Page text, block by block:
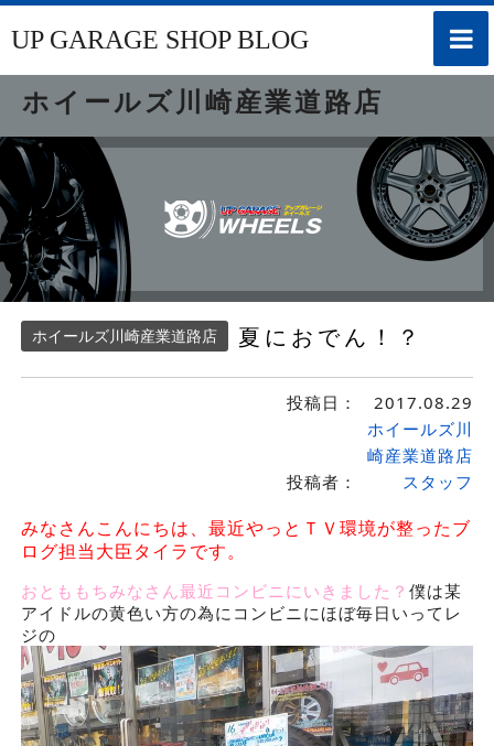
toggle
UP GARAGE SHOP BLOG
ホイールズ川崎産業道路店
ホイールズ川崎産業道路店 夏におでん！？
投稿日： 2017.08.29
投稿者：
ホイールズ川
崎産業道路店
スタッフ
みなさんこんにちは、最近やっとＴＶ環境が整ったブ
ログ担当大臣タイラです。
おとももちみなさん最近コンビニにいきました？ 僕は某
アイドルの黄色い方の為にコンビニにほぼ毎日いってレ
ジの